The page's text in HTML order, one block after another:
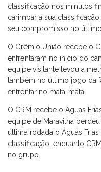
classificação nos minutos
carimbar a sua
seu compromisso no
O Grêmio União recebe o
enfrentaram no início do
equipe visitante levou a
também no último jogo da
enfrentar no mata-mata.
O CRM recebe o Águas
equipe de Maravilha
última rodada o Águas
classificação, enquanto
no grupo.